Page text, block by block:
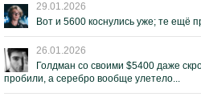
29.01.2026
Вот и 5600 коснулись уже; те ещё
26.01.2026
Голдман со своими $5400 даже
пробили, а серебро вообще улетело...